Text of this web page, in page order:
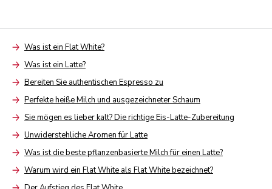
ArrowWas ist ein Flat White?
ArrowWas ist ein Latte?
ArrowBereiten Sie authentischen Espresso zu
ArrowPerfekte heiße Milch und ausgezeichneter Schaum
ArrowSie mögen es lieber kalt? Die richtige Eis-Latte-Zubereitung
ArrowUnwiderstehliche Aromen für Latte
ArrowWas ist die beste pflanzenbasierte Milch für einen Latte?
ArrowWarum wird ein Flat White als Flat White bezeichnet?